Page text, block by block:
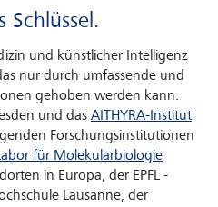
Schlüssel.
und künstlicher Intelligenz
nur durch umfassende und
gehoben werden kann.
und das AITHYRA-Institut
Forschungsinstitutionen
für Molekularbiologie
in Europa, der EPFL -
Lausanne, der